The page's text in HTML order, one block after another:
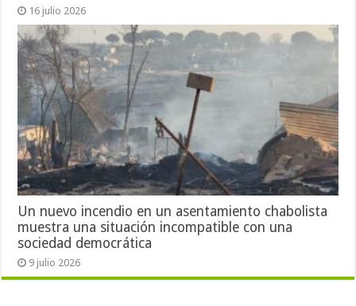
16 julio 2026
Un nuevo incendio en un asentamiento chabolista
muestra una situación incompatible con una
sociedad democrática
9 julio 2026